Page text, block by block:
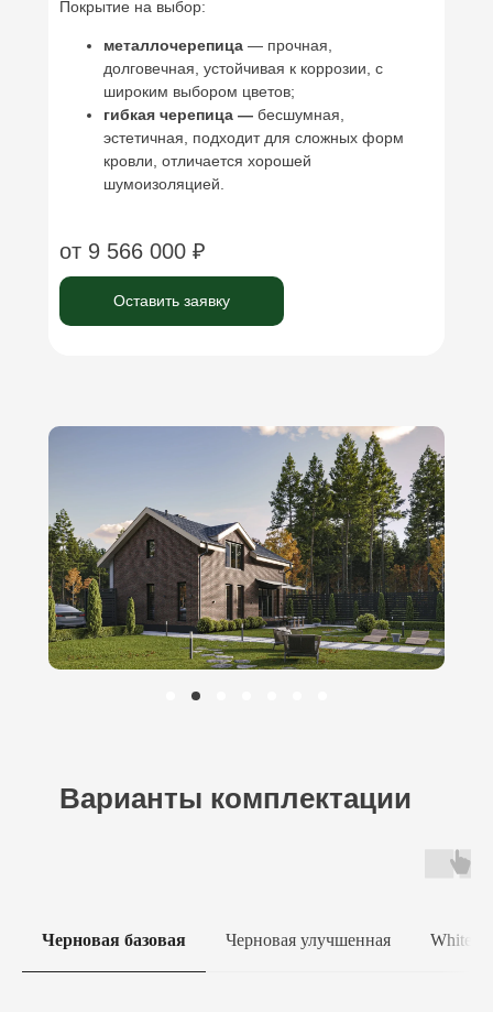
Покрытие на выбор:
металлочерепица — прочная,
долговечная, устойчивая к коррозии, с
широким выбором цветов;
гибкая черепица — бесшумная,
эстетичная, подходит для сложных форм
кровли, отличается хорошей
шумоизоляцией.
от 9 566 000 ₽
Оставить заявку
Варианты комплектации
Черновая базовая Черновая улучшенная White